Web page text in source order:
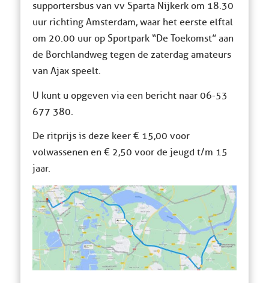
supportersbus van vv Sparta Nijkerk om 18.30
uur richting Amsterdam, waar het eerste elftal
om 20.00 uur op Sportpark “De Toekomst” aan
de Borchlandweg tegen de zaterdag amateurs
van Ajax speelt.
U kunt u opgeven via een bericht naar 06-53
677 380.
De ritprijs is deze keer € 15,00 voor
volwassenen en € 2,50 voor de jeugd t/m 15
jaar.